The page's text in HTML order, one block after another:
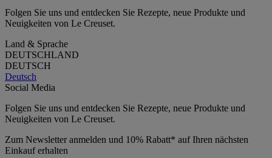
Folgen Sie uns und entdecken Sie Rezepte, neue Produkte und
Neuigkeiten von Le Creuset.
Land & Sprache
DEUTSCHLAND
DEUTSCH
Deutsch
Social Media
Folgen Sie uns und entdecken Sie Rezepte, neue Produkte und
Neuigkeiten von Le Creuset.
Zum Newsletter anmelden und 10% Rabatt* auf Ihren nächsten
Einkauf erhalten